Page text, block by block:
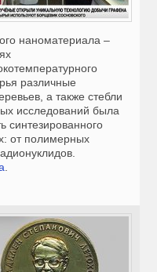
наноматериала –
различные
а также стебли
исследований была
синтезированного
от полимерных